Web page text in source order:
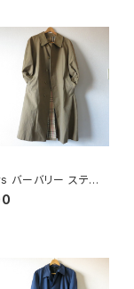
バーバリー ステン
ト 38 Cotton100%